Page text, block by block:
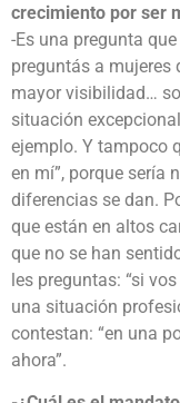
crecimiento por ser
-Es una pregunta
preguntás a mujeres
mayor visibilidad…
situación
ejemplo. Y tampoco
en mí”, porque sería
diferencias se dan.
que están en altos
que no se han
les preguntas: “si
una situación
contestan: “en una
ahora”.